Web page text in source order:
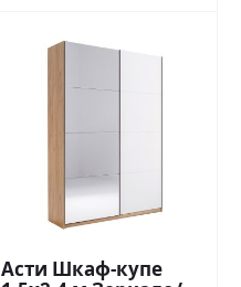
Асти Шкаф-купе